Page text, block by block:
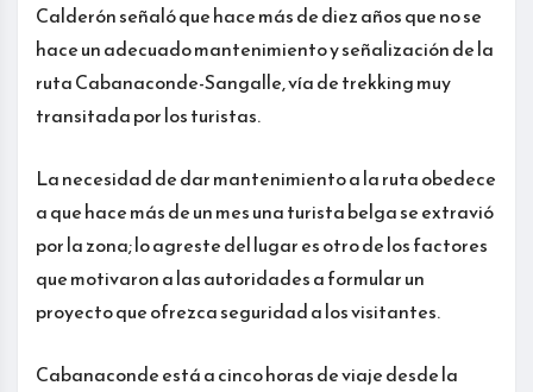
Calderón señaló que hace más de diez años que no se
hace un adecuado mantenimiento y señalización de la
ruta Cabanaconde-Sangalle, vía de trekking muy
transitada por los turistas.
La necesidad de dar mantenimiento a la ruta obedece
a que hace más de un mes una turista belga se extravió
por la zona; lo agreste del lugar es otro de los factores
que motivaron a las autoridades a formular un
proyecto que ofrezca seguridad a los visitantes.
Cabanaconde está a cinco horas de viaje desde la